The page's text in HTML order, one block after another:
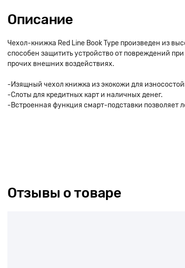
Описание
Чехол-книжка Red Line Book Type произведен из
способен защитить устройство от повреждений
прочих внешних воздействиях.
-Изящный чехол книжка из экокожи для
-Слоты для кредитных карт и наличных денег.
-Встроенная функция смарт-подставки позволяет
Отзывы о товаре